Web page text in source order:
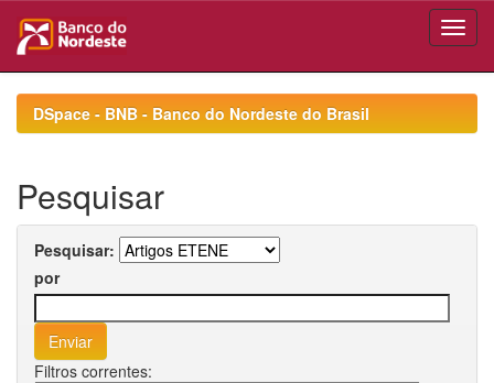
navigationDSpace - BNB - Banco do Nordeste do Brasil
Pesquisar
Pesquisar:
por
Filtros correntes: